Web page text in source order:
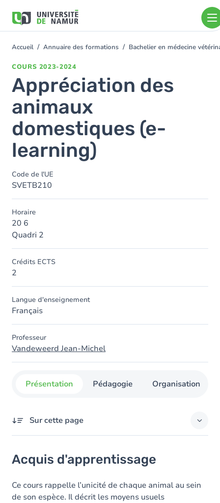
contenu
You
Accueil Annuaire des formations Bachelier en médecine
COURS 2023-2024
Appréciation des
animaux
domestiques (e-
learning)
Code de l'UE
SVETB210
Horaire
20 6
Quadri 2
Crédits ECTS
2
Langue d'enseignement
Français
Professeur
Vandeweerd Jean-Michel
Présentation Pédagogie Organisation
Sur cette page
Objectifs
Contenu
Acquis d'apprentissage
Ce cours rappelle l’unicité de chaque animal au sein
de son espèce. Il décrit les moyens usuels